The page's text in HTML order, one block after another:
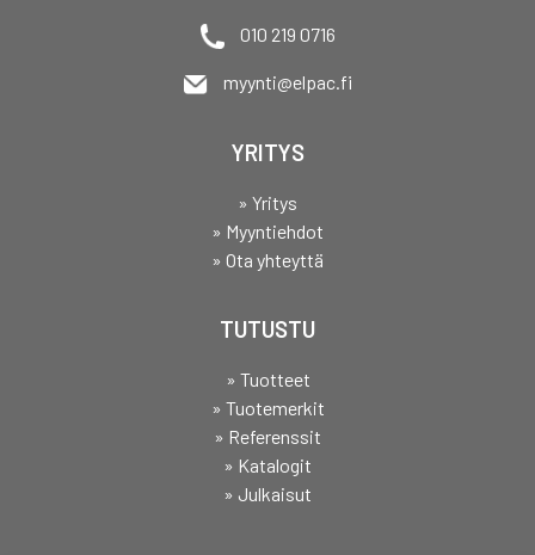
010 219 0716
myynti@elpac.fi
YRITYS
» Yritys
» Myyntiehdot
» Ota yhteyttä
TUTUSTU
» Tuotteet
» Tuotemerkit
» Referenssit
» Katalogit
» Julkaisut